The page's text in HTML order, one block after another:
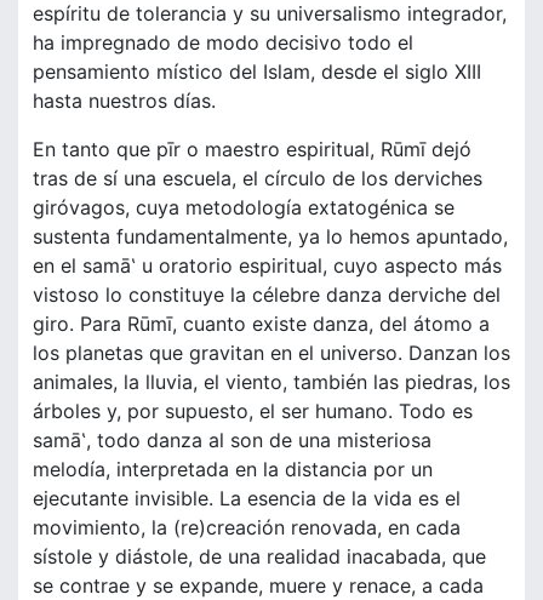
espíritu de tolerancia y su universalismo integrador,
ha impregnado de modo decisivo todo el
pensamiento místico del Islam, desde el siglo XIII
hasta nuestros días.
En tanto que pīr o maestro espiritual, Rūmī dejó
tras de sí una escuela, el círculo de los derviches
giróvagos, cuya metodología extatogénica se
sustenta fundamentalmente, ya lo hemos apuntado,
en el samā‛ u oratorio espiritual, cuyo aspecto más
vistoso lo constituye la célebre danza derviche del
giro. Para Rūmī, cuanto existe danza, del átomo a
los planetas que gravitan en el universo. Danzan los
animales, la lluvia, el viento, también las piedras, los
árboles y, por supuesto, el ser humano. Todo es
samā‛, todo danza al son de una misteriosa
melodía, interpretada en la distancia por un
ejecutante invisible. La esencia de la vida es el
movimiento, la (re)creación renovada, en cada
sístole y diástole, de una realidad inacabada, que
se contrae y se expande, muere y renace, a cada